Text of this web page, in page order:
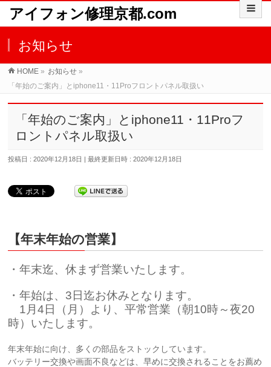
アイフォン修理京都.com
お知らせ
HOME » お知らせ »
「年始のご案内」とiphone11・11Proフロントパネル取扱い
「年始のご案内」とiphone11・11Proフ
ロントパネル取扱い
投稿日 : 2020年12月18日 最終更新日時 : 2020年12月18日
【年末年始の営業】
・年末迄、休まず営業いたします。
・年始は、3日迄お休みとなります。
1月4日（月）より、平常営業（朝10時～夜20
時）いたします。
年末年始に向け、多くの部品をストックしています。
バッテリー交換や画面不良などは、早めに交換されることをお薦め